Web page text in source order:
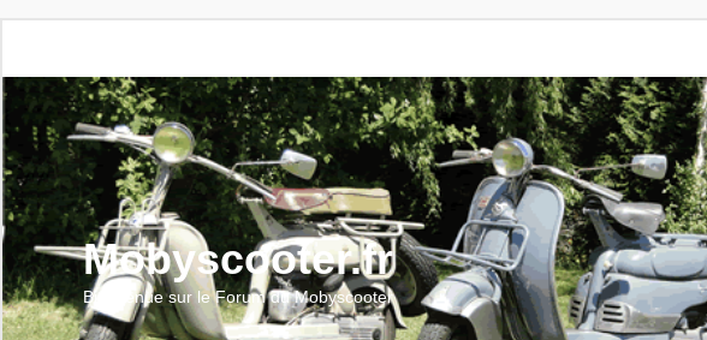
Mobyscooter.fr
Bienvenue sur le Forum du Mobyscooter